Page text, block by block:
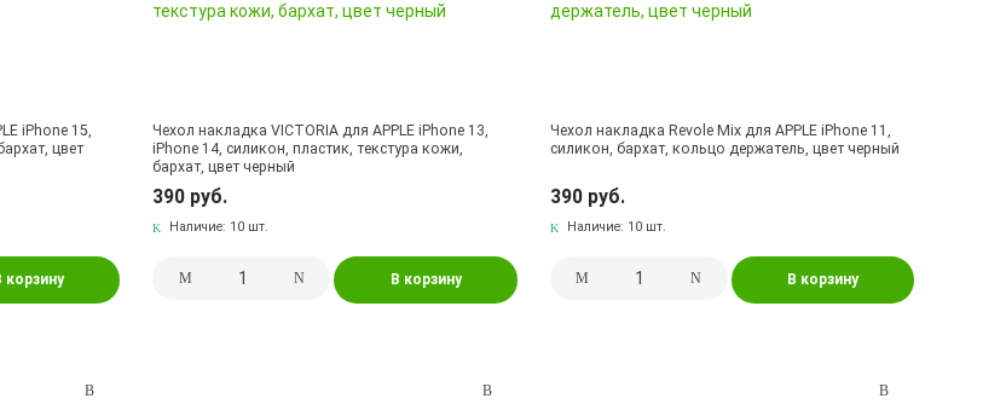
iPhone 15,
цвет
корзину
Чехол накладка VICTORIA для APPLE iPhone 13,
iPhone 14, силикон, пластик, текстура кожи,
бархат, цвет черный
390 руб.
Наличие: 10 шт.
В корзину
Чехол накладка Revole Mix для APPLE iPhone 11,
силикон, бархат, кольцо держатель, цвет черный
390 руб.
Наличие: 10 шт.
В корзину